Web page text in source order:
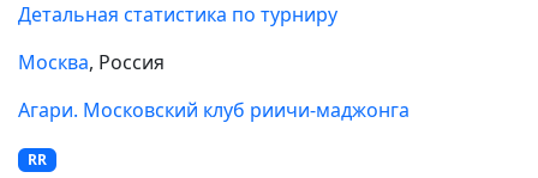
Детальная статистика по турниру
Москва, Россия
Агари. Московский клуб риичи-маджонга
RR